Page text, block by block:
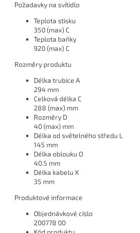
Požadavky na svítidlo
Teplota stisku
350 (max) C
Teplota baňky
920 (max) C
Rozměry produktu
Délka trubice A
294 mm
Celková délka C
288 (max) mm
Rozměry D
40 (max) mm
Délka od světelného středu L
145 mm
Délka oblouku O
40.5 mm
Délka kabelu X
35 mm
Produktové informace
Objednávkové císlo
200778 00